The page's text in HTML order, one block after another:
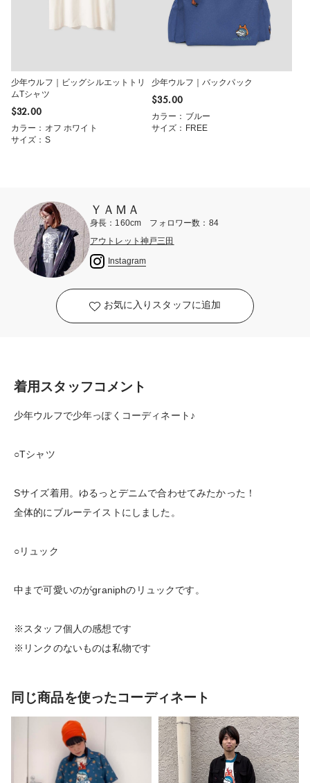
少年ウルフ｜ビッグシルエットトリ
ムTシャツ
$‌32.00
カラー：オフ ホワイト
サイズ：S
少年ウルフ｜バックパック
$‌35.00
カラー：ブルー
サイズ：FREE
ＹＡＭＡ
身長：160cm フォロワー数：84
アウトレット神戸三田
Instagram
お気に入りスタッフに追加
着用スタッフコメント
少年ウルフで少年っぽくコーディネート♪
○Tシャツ
Sサイズ着用。ゆるっとデニムで合わせてみたかった！
全体的にブルーテイストにしました。
○リュック
中まで可愛いのがgraniphのリュックです。
※スタッフ個人の感想です
※リンクのないものは私物です
同じ商品を使ったコーディネート